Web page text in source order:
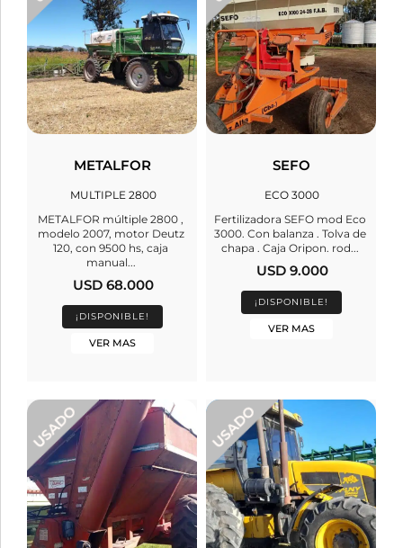
METALFOR
MULTIPLE 2800
METALFOR múltiple 2800 ,
modelo 2007, motor Deutz
120, con 9500 hs, caja
manual...
USD 68.000
¡DISPONIBLE!
VER MAS
SEFO
ECO 3000
Fertilizadora SEFO mod Eco
3000. Con balanza . Tolva de
chapa . Caja Oripon. rod...
USD 9.000
¡DISPONIBLE!
VER MAS